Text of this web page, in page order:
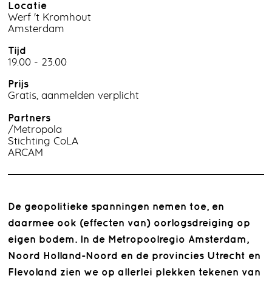
Locatie
Werf 't Kromhout
Amsterdam
Tijd
19.00 - 23.00
Prijs
Gratis, aanmelden verplicht
Partners
/Metropola
Stichting CoLA
ARCAM
De geopolitieke spanningen nemen toe, en
daarmee ook (effecten van) oorlogsdreiging op
eigen bodem. In de Metropoolregio Amsterdam,
Noord Holland-Noord en de provincies Utrecht en
Flevoland zien we op allerlei plekken tekenen van